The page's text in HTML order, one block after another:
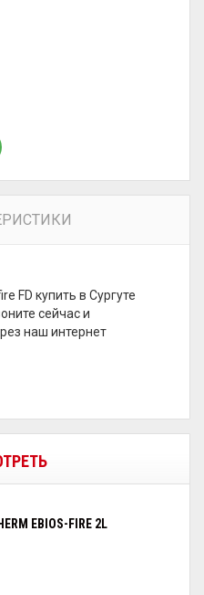
FD купить в Сургуте
сейчас и
наш интернет
EBIOS-FIRE 2L